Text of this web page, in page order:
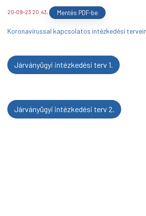
20-09-23 20:43, Mentés PDF-be
Koronavírussal kapcsolatos intézkedési
Járványügyi intézkedési terv 1.
Járványügyi intézkedési terv 2.